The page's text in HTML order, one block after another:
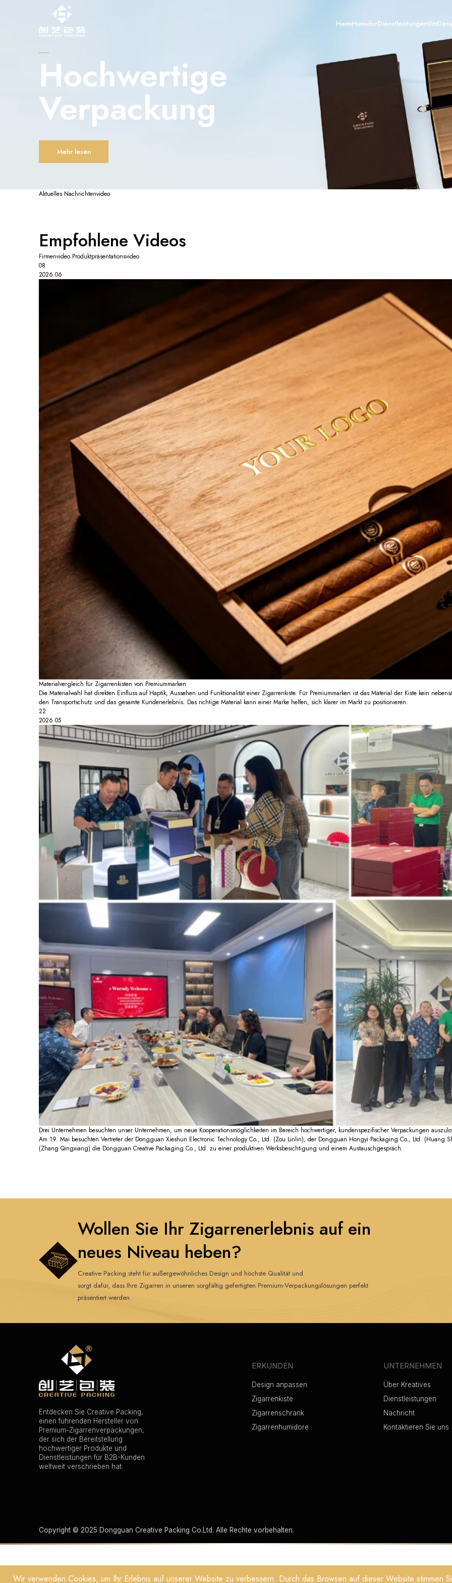
HeimHumidorDienstleistungenUm
Hochwertige
Verpackung
Mehr lesen
Aktuelles Nachrichtenvideo
Empfohlene Videos
Firmenvideo Produktpräsentationsvideo
08
2026.06
Materialvergleich für Zigarrenkisten von Premiummarken
Die Materialwahl hat direkten Einfluss auf Haptik, Aussehen und Funktionalität einer Zigarrenkiste. Für Premiummarken ist das Material der Kiste kein
den Transportschutz und das gesamte Kundenerlebnis. Das richtige Material kann einer Marke helfen, sich klarer im Markt zu positionieren.
22
2026.05
Drei Unternehmen besuchten unser Unternehmen, um neue Kooperationsmöglichkeiten im Bereich hochwertiger, kundenspezifischer Verpackungen
Am 19. Mai besuchten Vertreter der Dongguan Xieshun Electronic Technology Co., Ltd. (Zou Linlin), der Dongguan Hongyi Packaging Co., Ltd. (Huang
(Zhang Qingxiang) die Dongguan Creative Packaging Co., Ltd. zu einer produktiven Werksbesichtigung und einem Austauschgespräch.
Wollen Sie Ihr Zigarrenerlebnis auf ein
neues Niveau heben?
Creative Packing steht für außergewöhnliches Design und höchste Qualität und
sorgt dafür, dass Ihre Zigarren in unseren sorgfältig gefertigten Premium-Verpackungslösungen perfekt
präsentiert werden.
Facebook
YouTube
LinkedIn
TikTok
WhatsApp
Instagram
Entdecken Sie Creative Packing,
einen führenden Hersteller von
Premium-Zigarrenverpackungen,
der sich der Bereitstellung
hochwertiger Produkte und
Dienstleistungen für B2B-Kunden
weltweit verschrieben hat.
ERKUNDEN
Design anpassen
Zigarrenkiste
Zigarrenschrank
Zigarrenhumidore
UNTERNEHMEN
Über Kreatives
Dienstleistungen
Nachricht
Kontaktieren Sie uns
Copyright © 2025 Dongguan Creative Packing Co.Ltd. Alle Rechte vorbehalten.
Ich stimme zu, die
Informationen über
kreative Verpackungen zu
Wir verwenden Cookies, um Ihr Erlebnis auf unserer Website zu verbessern. Durch das Browsen auf dieser Website stimmen